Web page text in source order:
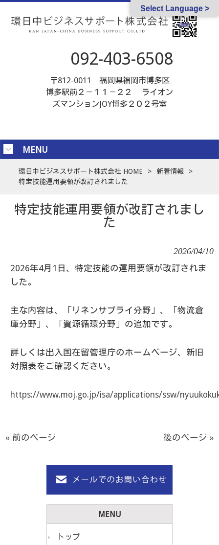
092-403-6508
〒812-0011 福岡県福岡市博多区
博多駅前２－１１－２２ ライオン
ズマンションJOY博多２０２号室
MENU
環日中ビジネスサポート株式会社 HOME > 新着情報
>
特定技能運用要領が改訂されました
特定技能運用要領が改訂されまし
た
2026/04/10
2026年4月1日、特定技能の運用要領が改訂されま
した。
主な内容は、「リネンサプライ分野」、「物流倉
庫分野」、「資源循環分野」の追加です。
詳しくは出入国在留管理庁のホームページ、新旧
対照表をご確認ください。
https://www.moj.go.jp/isa/applications/ssw/
« 前のページ 後のページ »
MENU
トップ
Select Language >